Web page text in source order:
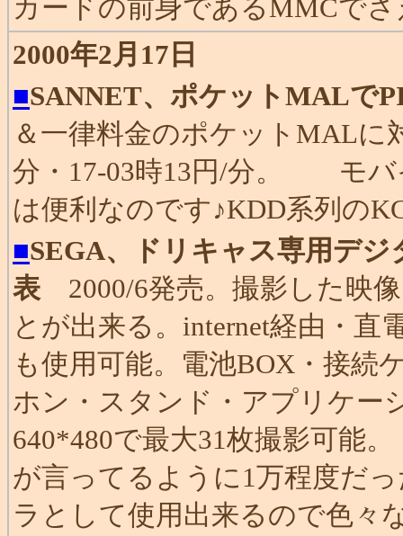
カードの前身であるMMCで
2000年2月17日
■SANNET、ポケットMALで
＆一律料金のポケットMALに
分・17-03時13円/分。 モバ
は便利なのです♪KDD系列の
■SEGA、ドリキャス専用デジ
表 2000/6発売。撮影した映
とが出来る。internet経由・
も使用可能。電池BOX・接続
ホン・スタンド・アプリケー
640*480で最大31枚撮影可
が言ってるように1万程度だ
ラとして使用出来るので色々